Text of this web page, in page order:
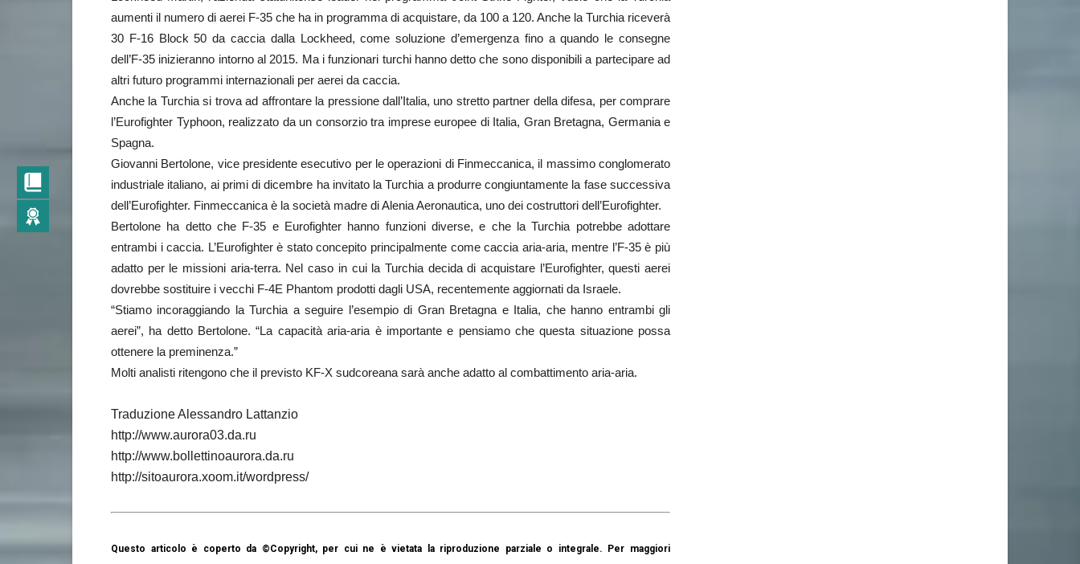
aumenti il numero di aerei F-35 che ha in programma di acquistare, da 100 a 120. Anche la Turchia riceverà
30 F-16 Block 50 da caccia dalla Lockheed, come soluzione d’emergenza fino a quando le consegne
dell’F-35 inizieranno intorno al 2015. Ma i funzionari turchi hanno detto che sono disponibili a partecipare ad
altri futuro programmi internazionali per aerei da caccia.
Anche la Turchia si trova ad affrontare la pressione dall’Italia, uno stretto partner della difesa, per comprare
l’Eurofighter Typhoon, realizzato da un consorzio tra imprese europee di Italia, Gran Bretagna, Germania e
Spagna.
Giovanni Bertolone, vice presidente esecutivo per le operazioni di Finmeccanica, il massimo conglomerato
industriale italiano, ai primi di dicembre ha invitato la Turchia a produrre congiuntamente la fase successiva
dell’Eurofighter. Finmeccanica è la società madre di Alenia Aeronautica, uno dei costruttori dell’Eurofighter.
Bertolone ha detto che F-35 e Eurofighter hanno funzioni diverse, e che la Turchia potrebbe adottare
entrambi i caccia. L’Eurofighter è stato concepito principalmente come caccia aria-aria, mentre l’F-35 è più
adatto per le missioni aria-terra. Nel caso in cui la Turchia decida di acquistare l’Eurofighter, questi aerei
dovrebbe sostituire i vecchi F-4E Phantom prodotti dagli USA, recentemente aggiornati da Israele.
“Stiamo incoraggiando la Turchia a seguire l’esempio di Gran Bretagna e Italia, che hanno entrambi gli
aerei”, ha detto Bertolone. “La capacità aria-aria è importante e pensiamo che questa situazione possa
ottenere la preminenza.”
Molti analisti ritengono che il previsto KF-X sudcoreana sarà anche adatto al combattimento aria-aria.
Traduzione Alessandro Lattanzio
http://www.aurora03.da.ru
http://www.bollettinoaurora.da.ru
http://sitoaurora.xoom.it/wordpress/
Questo articolo è coperto da ©Copyright, per cui ne è vietata la riproduzione parziale o integrale. Per maggiori